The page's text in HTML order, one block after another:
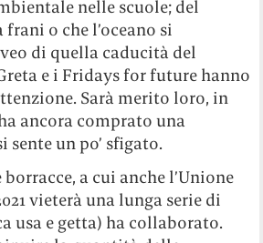
nelle scuole; del
o che l’oceano si
di quella caducità del
e i Fridays for future hanno
Sarà merito loro, in
ancora comprato una
sente un po’ sfigato.
a cui anche l’Unione
vieterà una lunga serie di
usa e getta) ha collaborato.